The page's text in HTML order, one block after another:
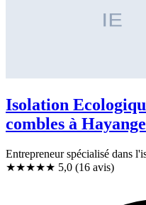
Isolation
combles à Hayange
Entrepreneur spécialisé dans
★★★★★ 5,0 (16 avis)